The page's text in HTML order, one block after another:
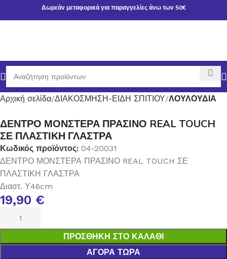
Δωρεάν μεταφορικά για παραγγελίες άνω των 50€
Αρχική σελίδα ΔΙΑΚΟΣΜΗΣΗ-ΕΙΔΗ ΣΠΙΤΙΟΥ ΛΟΥΛΟΥΔΙΑ
ΔΕΝΤΡΟ ΜΟΝΣΤΕΡΑ ΠΡΑΣΙΝΟ REAL TOUCH
ΣΕ ΠΛΑΣΤΙΚΗ ΓΛΑΣΤΡΑ
Κωδικός προϊόντος: 04-20031
ΔΕΝΤΡΟ ΜΟΝΣΤΕΡΑ ΠΡΑΣΙΝΟ REAL TOUCH ΣΕ
ΠΛΑΣΤΙΚΗ ΓΛΑΣΤΡΑ
Διαστ. Υ46cm
19,90 €
ΠΡΟΣΘΉΚΗ ΣΤΟ ΚΑΛΆΘΙ
ΑΓΟΡΆ ΤΏΡΑ